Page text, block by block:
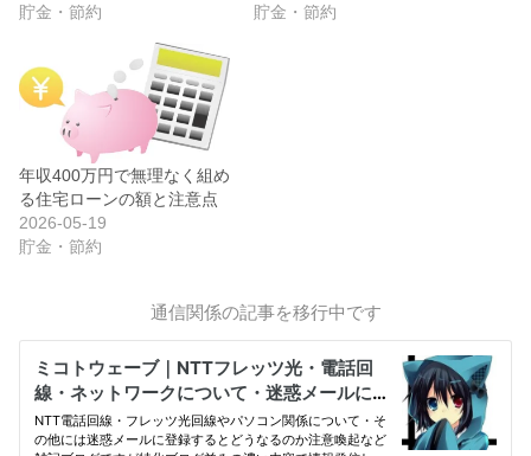
貯金・節約
貯金・節約
年収400万円で無理なく組め
る住宅ローンの額と注意点
2026-05-19
貯金・節約
通信関係の記事を移行中です